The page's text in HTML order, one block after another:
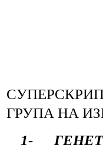
ГРУПА НА
1-